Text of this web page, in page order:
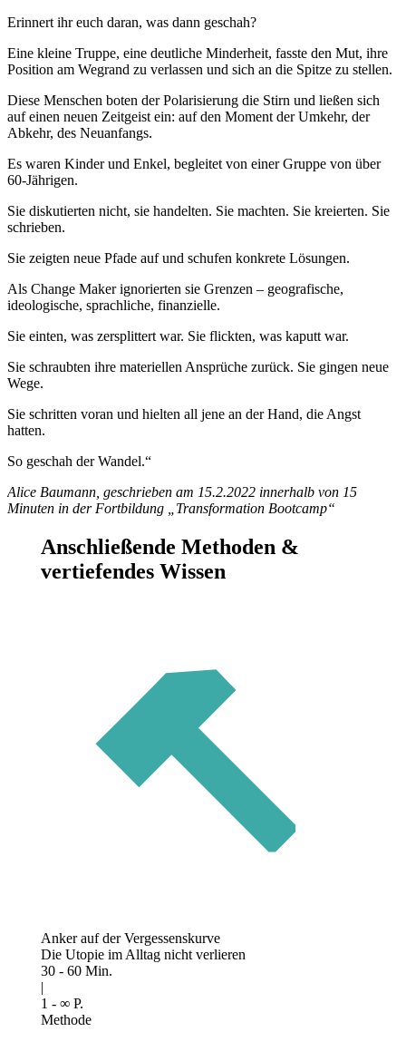
Erinnert ihr euch daran, was dann geschah?
Eine kleine Truppe, eine deutliche Minderheit, fasste den Mut, ihre
Position am Wegrand zu verlassen und sich an die Spitze zu stellen.
Diese Menschen boten der Polarisierung die Stirn und ließen sich
auf einen neuen Zeitgeist ein: auf den Moment der Umkehr, der
Abkehr, des Neuanfangs.
Es waren Kinder und Enkel, begleitet von einer Gruppe von über
60-Jährigen.
Sie diskutierten nicht, sie handelten. Sie machten. Sie kreierten. Sie
schrieben.
Sie zeigten neue Pfade auf und schufen konkrete Lösungen.
Als Change Maker ignorierten sie Grenzen – geografische,
ideologische, sprachliche, finanzielle.
Sie einten, was zersplittert war. Sie flickten, was kaputt war.
Sie schraubten ihre materiellen Ansprüche zurück. Sie gingen neue
Wege.
Sie schritten voran und hielten all jene an der Hand, die Angst
hatten.
So geschah der Wandel.“
Alice Baumann, geschrieben am 15.2.2022 innerhalb von 15
Minuten in der Fortbildung „Transformation Bootcamp“
Anschließende Methoden &
vertiefendes Wissen
Anker auf der Ver­gessens­kurve
Die Utopie im Alltag nicht verlieren
30 - 60 Min.
|
1 - ∞ P.
Methode